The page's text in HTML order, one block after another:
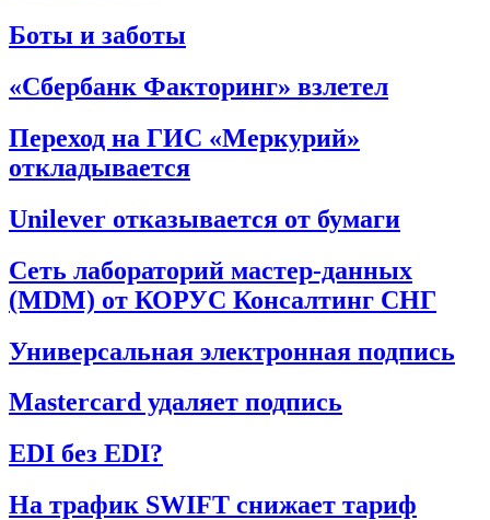
Боты и заботы
«Сбербанк Факторинг» взлетел
Переход на ГИС «Меркурий»
откладывается
Unilever отказывается от бумаги
Сеть лабораторий мастер-данных
(MDM) от КОРУС Консалтинг СНГ
Универсальная электронная подпись
Mastercard удаляет подпись
EDI без EDI?
На трафик SWIFT снижает тариф